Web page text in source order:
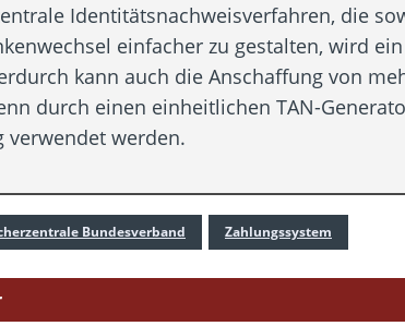
Identitätsnachweisverfahren, die
einfacher zu gestalten, wird ein
kann auch die Anschaffung von
durch einen einheitlichen TAN-
verwendet werden.
Bundesverband Zahlungssystem